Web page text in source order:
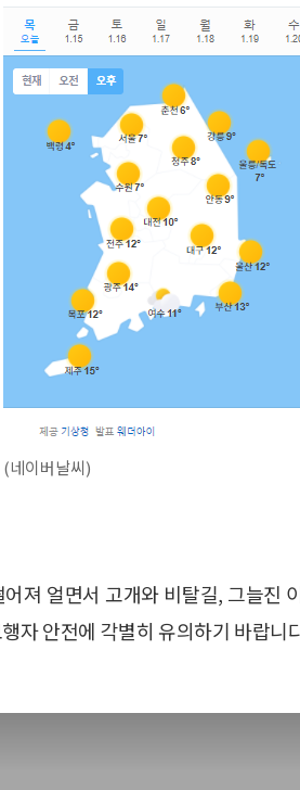
(네이버날씨)
져 얼면서 고개와 비탈길, 그늘진
자 안전에 각별히 유의하기 바랍니